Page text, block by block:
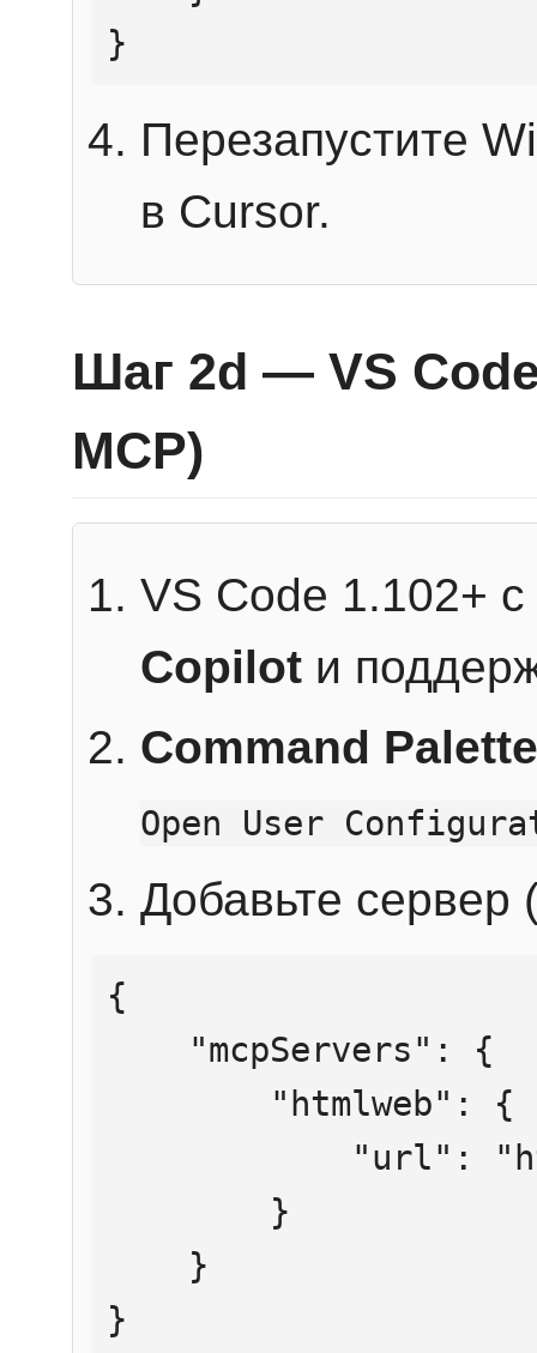
}
Перезапустите
в Cursor.
Шаг 2d — VS
MCP)
VS Code 1.102+
Copilot и
Command Palette
Open User
Добавьте сервер
{
}